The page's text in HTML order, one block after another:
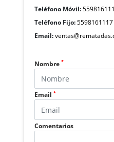
Teléfono Móvil:
Teléfono Fijo:5598161117
Email:
Nombre*
Email*
Comentarios